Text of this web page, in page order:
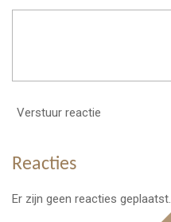
Verstuur reactie
Reacties
Er zijn geen reacties geplaatst.